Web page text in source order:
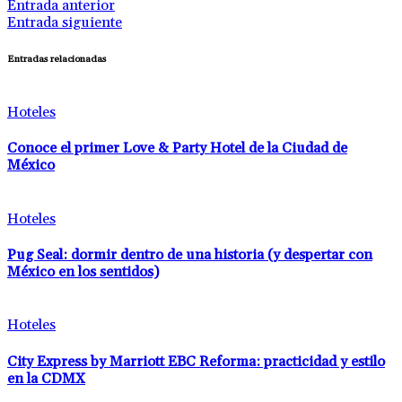
Entrada anterior
Entrada siguiente
Entradas relacionadas
Hoteles
Conoce el primer Love & Party Hotel de la Ciudad de
México
Hoteles
Pug Seal: dormir dentro de una historia (y despertar con
México en los sentidos)
Hoteles
City Express by Marriott EBC Reforma: practicidad y estilo
en la CDMX